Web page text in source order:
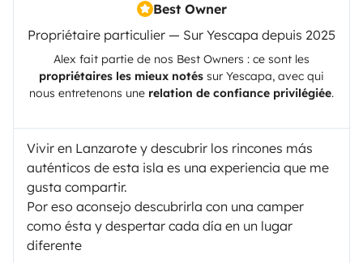
Best Owner
Propriétaire particulier — Sur Yescapa depuis 2025
Alex fait partie de nos Best Owners : ce sont les
propriétaires les mieux notés sur Yescapa, avec qui
nous entretenons une relation de confiance privilégiée.
Vivir en Lanzarote y descubrir los rincones más
auténticos de esta isla es una experiencia que me
gusta compartir.
Por eso aconsejo descubrirla con una camper
como ésta y despertar cada día en un lugar
diferente